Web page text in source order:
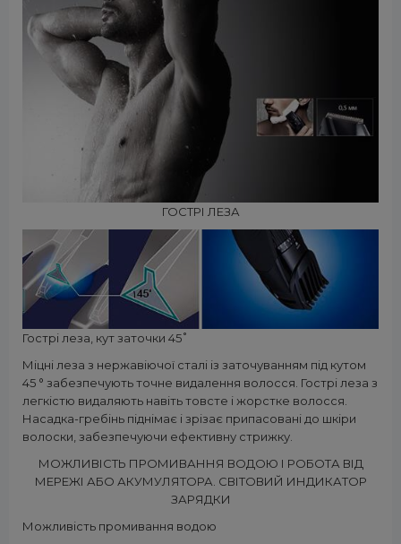
ГОСТРІ ЛЕЗА
Гострі леза, кут заточки 45˚
Міцні леза з нержавіючої сталі із заточуванням під кутом
45 ° забезпечують точне видалення волосся. Гострі леза з
легкістю видаляють навіть товсте і жорстке волосся.
Насадка-гребінь піднімає і зрізає припасовані до шкіри
волоски, забезпечуючи ефективну стрижку.
МОЖЛИВІСТЬ ПРОМИВАННЯ ВОДОЮ І РОБОТА ВІД
МЕРЕЖІ АБО АКУМУЛЯТОРА. СВІТОВИЙ ИНДИКАТОР
ЗАРЯДКИ
Можливість промивання водою